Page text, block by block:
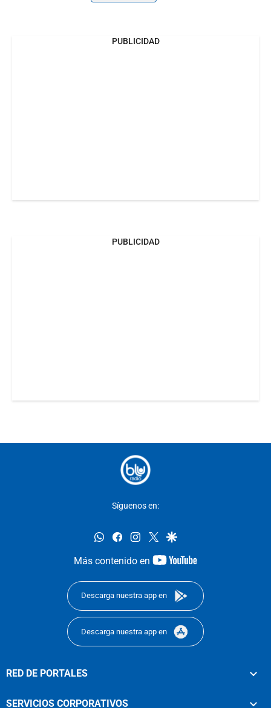
PUBLICIDAD
PUBLICIDAD
Síguenos en:
whatsappfacebookinstagram
twittergoogle
Más contenido en
youtube-
Descarga nuestra app en
Descarga nuestra app en
RED DE PORTALES
SERVICIOS CORPORATIVOS